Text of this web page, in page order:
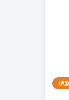
短剧